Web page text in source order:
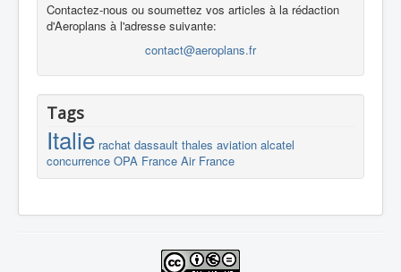
Contactez-nous ou soumettez vos articles à la rédaction
d'Aeroplans à l'adresse suivante:
contact@aeroplans.fr
Tags
Italie rachat dassault thales aviation alcatel
concurrence OPA France Air France